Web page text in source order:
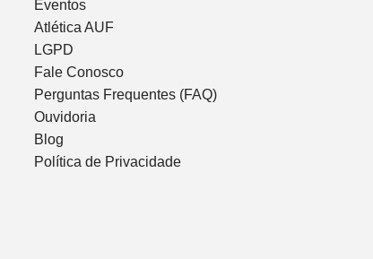
Eventos
Atlética AUF
LGPD
Fale Conosco
Perguntas Frequentes (FAQ)
Ouvidoria
Blog
Política de Privacidade